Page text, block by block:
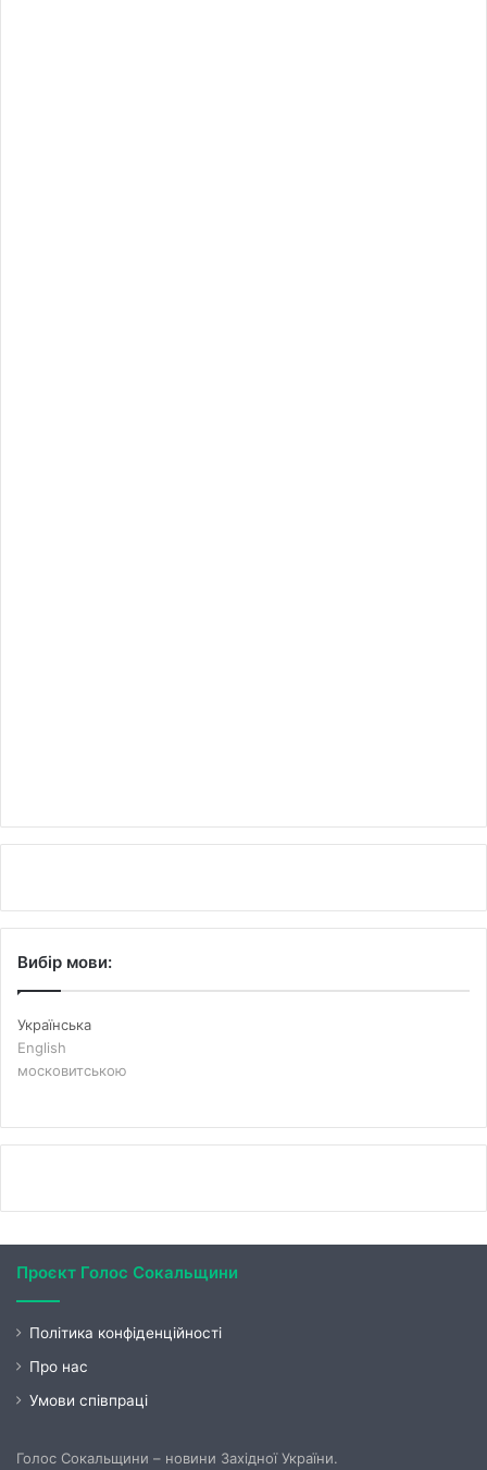
Вибір мови:
Українська
English
московитською
Проєкт Голос Сокальщини
Політика конфіденційності
Про нас
Умови співпраці
Голос Сокальщини – новини Західної України.